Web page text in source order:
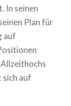
In seinen
Plan für
auf
auf